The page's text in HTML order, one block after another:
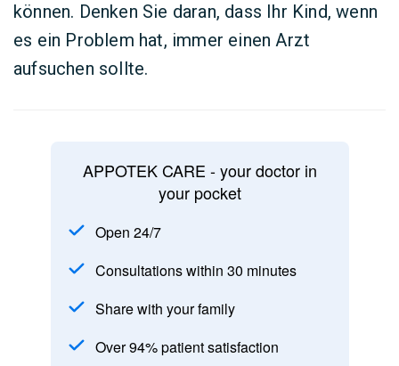
können. Denken Sie daran, dass Ihr Kind, wenn
es ein Problem hat, immer einen Arzt
aufsuchen sollte.
APPOTEK CARE - your doctor in
your pocket
Open 24/7
Consultations within 30 minutes
Share with your family
Over 94% patient satisfaction